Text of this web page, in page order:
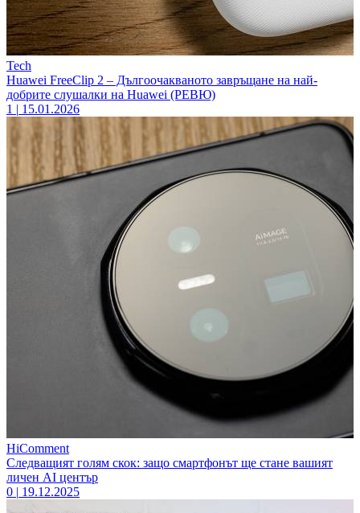
Tech
Huawei FreeClip 2 – Дългоочакваното завръщане на най-
добрите слушалки на Huawei (РЕВЮ)
1 | 15.01.2026
HiComment
Следващият голям скок: защо смартфонът ще стане вашият
личен AI център
0 | 19.12.2025